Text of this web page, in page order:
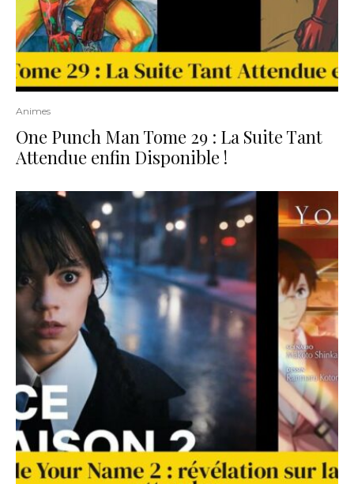
Animes
One Punch Man Tome 29 : La Suite Tant
Attendue enfin Disponible !